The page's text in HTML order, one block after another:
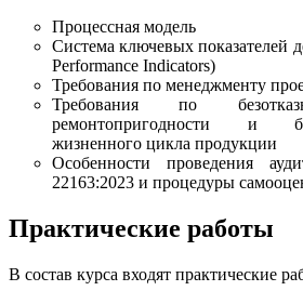
Процессная модель
Система ключевых показателей
Performance Indicators)
Требования по менеджменту
Требования по
ремонтопригодности и
жизненного цикла продукции
Особенности проведения
22163:2023 и процедуры
Практические работы
В состав курса входят практические